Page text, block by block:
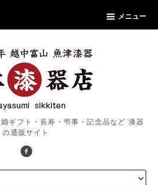
メニュー
ギフト・長寿・弔事・記念品など 漆器
の通販サイト